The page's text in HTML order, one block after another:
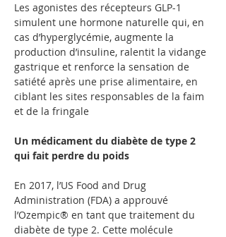
Les agonistes des récepteurs GLP-1
simulent une hormone naturelle qui, en
cas d’hyperglycémie, augmente la
production d’insuline, ralentit la vidange
gastrique et renforce la sensation de
satiété après une prise alimentaire, en
ciblant les sites responsables de la faim
et de la fringale
Un médicament du diabète de type 2
qui fait perdre du poids
En 2017, l’US Food and Drug
Administration (FDA) a approuvé
l’Ozempic® en tant que traitement du
diabète de type 2. Cette molécule